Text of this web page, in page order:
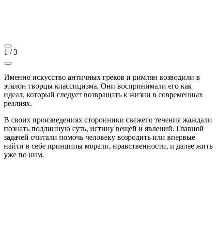
1 /3
Именно искусство античных греков и римлян возводили в
эталон творцы классицизма. Они воспринимали его как
идеал, который следует возвращать к жизни в современных
реалиях.
В своих произведениях сторонники свежего течения жаждали
познать подлинную суть, истину вещей и явлений. Главной
задачей считали помочь человеку возродить или впервые
найти в себе принципы морали, нравственности, и далее жить
уже по ним.